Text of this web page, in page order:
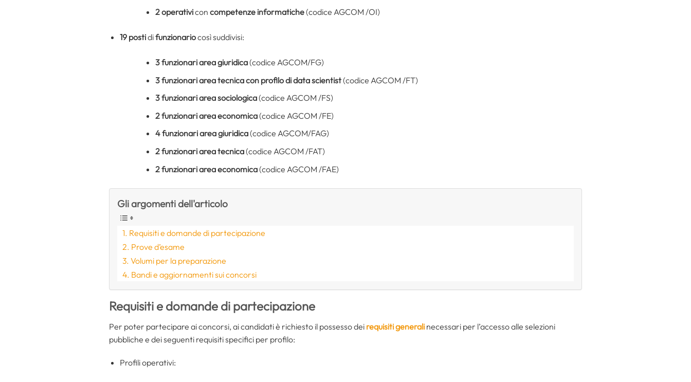
2 operativicon competenze informatiche(codice AGCOM /OI)
19 postidifunzionariocosì suddivisi:
3 funzionari area giuridica(codice AGCOM/FG)
3 funzionari area tecnica con profilo di data scientist(codice AGCOM /FT)
3 funzionari area sociologica(codice AGCOM /FS)
2 funzionari area economica(codice AGCOM /FE)
4 funzionari area giuridica(codice AGCOM/FAG)
2 funzionari area tecnica(codice AGCOM /FAT)
2 funzionari area economica(codice AGCOM /FAE)
Gli argomenti dell'articolo
Requisiti e domande di partecipazione
Prove d’esame
Volumi per la preparazione
Bandi e aggiornamenti sui concorsi
Requisiti e domande di partecipazione
Per poter partecipare ai concorsi, ai candidati è richiesto il possesso dei requisiti generali necessari per l’accesso alle selezioni
pubbliche e dei seguenti requisiti specifici per profilo:
Profili operativi: